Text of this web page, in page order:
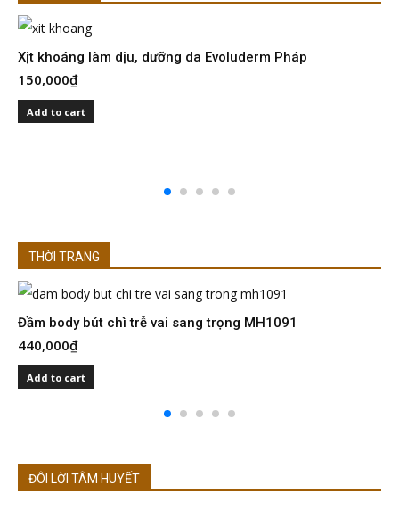
Xịt khoáng làm dịu, dưỡng da Evoluderm Pháp
150,000₫
Add to cart
THỜI TRANG
Đầm body bút chì trễ vai sang trọng MH1091
440,000₫
Add to cart
ĐÔI LỜI TÂM HUYẾT